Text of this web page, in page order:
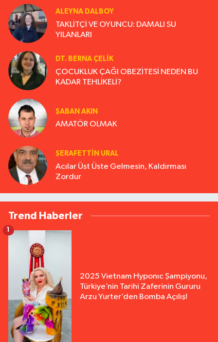
ALEYNA DALBOY
TAKLİTÇİ VE OYUNCU: DAMALI SU
YILANLARI
DT. BERNA ÇELIK
ÇOCUKLUK ÇAĞI OBEZİTESİ NEDEN BU
KADAR TEHLİKELİ?
ŞABAN AKIN
AMATÖR OLMAK
ŞERAFETTIN URAL
Acılar Üst Üste Gelmesin, Kaldırması
Zordur
Trend Haberler
2025 Vietnam Hyponıc Şampiyonu,
Türkiye’nin Tarihi Zaferinin Gururu
Arzu Yurter’den Bomba Açılış!
1